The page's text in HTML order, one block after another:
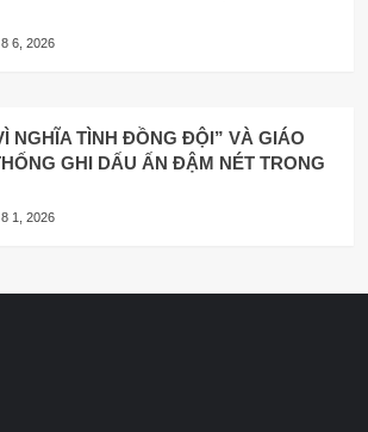
6, 2026
NGHĨA TÌNH ĐỒNG ĐỘI” VÀ GIÁO
GHI DẤU ẤN ĐẬM NÉT TRONG
1, 2026